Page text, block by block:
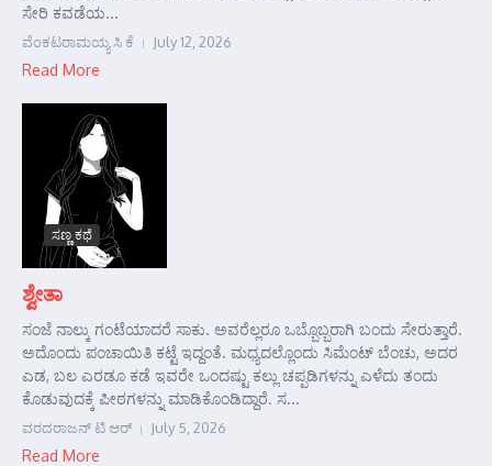
ಸೇರಿ ಕವಡೆಯ...
ವೆಂಕಟರಾಮಯ್ಯ ಸಿ ಕೆ July 12, 2026
Read More
ಸಣ್ಣ ಕಥೆ
ಶ್ವೇತಾ
ಸಂಜೆ ನಾಲ್ಕು ಗಂಟೆಯಾದರೆ ಸಾಕು. ಅವರೆಲ್ಲರೂ ಒಬ್ಬೊಬ್ಬರಾಗಿ ಬಂದು ಸೇರುತ್ತಾರೆ.
ಅದೊಂದು ಪಂಚಾಯಿತಿ ಕಟ್ಟೆ ಇದ್ದಂತೆ. ಮಧ್ಯದಲ್ಲೊಂದು ಸಿಮೆಂಟ್ ಬೆಂಚು, ಅದರ
ಎಡ, ಬಲ ಎರಡೂ ಕಡೆ ಇವರೇ ಒಂದಷ್ಟು ಕಲ್ಲು ಚಪ್ಪಡಿಗಳನ್ನು ಎಳೆದು ತಂದು
ಕೊಡುವುದಕ್ಕೆ ಪೀಠಗಳನ್ನು ಮಾಡಿಕೊಂಡಿದ್ದಾರೆ. ಸ...
ವರದರಾಜನ್ ಟಿ ಆರ್ July 5, 2026
Read More